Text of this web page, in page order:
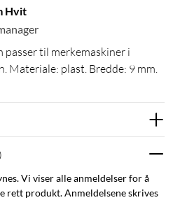
Hvit
passer til merkemaskiner i
Materiale: plast. Bredde: 9 mm.
)
Vi viser alle anmeldelser for å
rett produkt. Anmeldelsene skrives